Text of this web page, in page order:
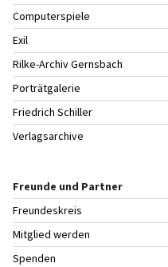
Computerspiele
Exil
Rilke-Archiv Gernsbach
Porträtgalerie
Friedrich Schiller
Verlagsarchive
Freunde und Partner
Freundeskreis
Mitglied werden
Spenden